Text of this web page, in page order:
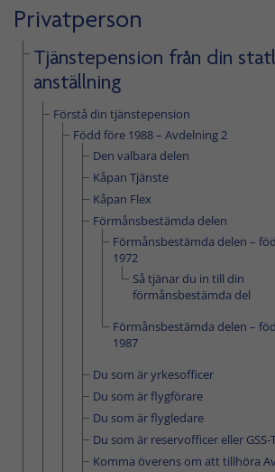
Privatperson
Tjänstepension från din
anställning
Förstå din tjänstepension
Född före 1988 – Avdelning 2
Den valbara delen
Kåpan Tjänste
Kåpan Flex
Förmånsbestämda delen
Förmånsbestämda delen –
1972
Så tjänar du in till din
förmånsbestämda del
Förmånsbestämda delen –
1987
Du som är yrkes­officer
Du som är flygförare
Du som är flygledare
Du som är reservofficer eller GSS-
Komma överens om att tillhöra